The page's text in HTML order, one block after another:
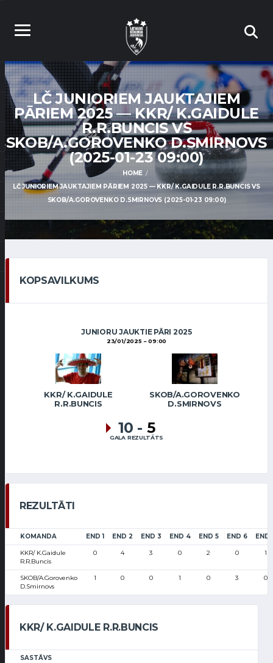
LČ JUNIORIEM JAUKTAJIEM
PĀRIEM 2025 — KKR/ K.GAIDULE
R.R.BUNCIS VS
SKOB/A.GOROVENKO D.SMIRNOVS
(2025-01-23 09:00)
HOME
LČ JUNIORIEM JAUKTAJIEM PĀRIEM 2025 — KKR/ K.GAIDULE R.R.BUNCIS VS
SKOB/A.GOROVENKO D.SMIRNOVS (2025-01-23 09:00)
KOPSAVILKUMS
JUNIORU JAUKTIE PĀRI 2025
23/01/2025 09:00
KKR/ K.GAIDULE
R.R.BUNCIS
SKOB/A.GOROVENKO
D.SMIRNOVS
10 - 5
GALA REZULTĀTS
REZULTĀTI
KOMANDA END 1 END 2 END 3 END 4 END 5 END 6 END
KKR/ K.Gaidule
R.R.Buncis
0 4 3 0 2 0 1
SKOB/A.Gorovenko
D.Smirnovs
1 0 0 1 0 3 0
KKR/ K.GAIDULE R.R.BUNCIS
SASTĀVS